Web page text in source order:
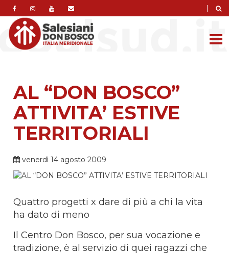
|
AL “DON BOSCO”
ATTIVITA’ ESTIVE
TERRITORIALI
venerdì 14 agosto 2009
Quattro progetti x dare di più a chi la vita
ha dato di meno
Il Centro Don Bosco, per sua vocazione e
tradizione, è al servizio di quei ragazzi che